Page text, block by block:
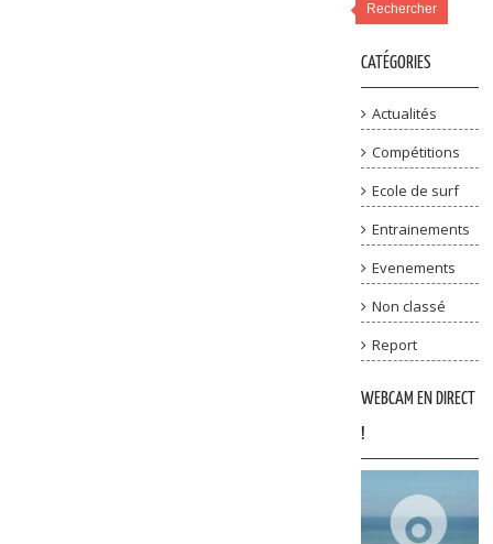
Rechercher
CATÉGORIES
Actualités
Compétitions
Ecole de surf
Entrainements
Evenements
Non classé
Report
WEBCAM EN DIRECT
!